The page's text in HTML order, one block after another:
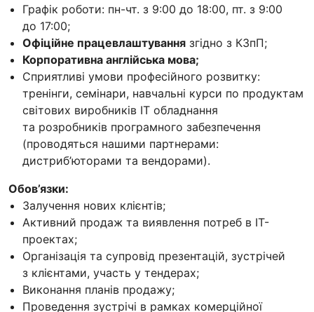
Графік роботи: пн-чт. з 9:00 до 18:00, пт. з 9:00
до 17:00;
Офіційне працевлаштування згідно з КЗпП;
Корпоративна англійська мова;
Cприятливі умови професійного розвитку:
тренінги, семінари, навчальні курси по продуктам
світових виробників ІТ обладнання
та розробників програмного забезпечення
(проводяться нашими партнерами:
дистриб’юторами та вендорами).
Обов’язки:
Залучення нових клієнтів;
Активний продаж та виявлення потреб в IT-
проектах;
Організація та супровід презентацій, зустрічей
з клієнтами, участь у тендерах;
Виконання планів продажу;
Проведення зустрічі в рамках комерційної